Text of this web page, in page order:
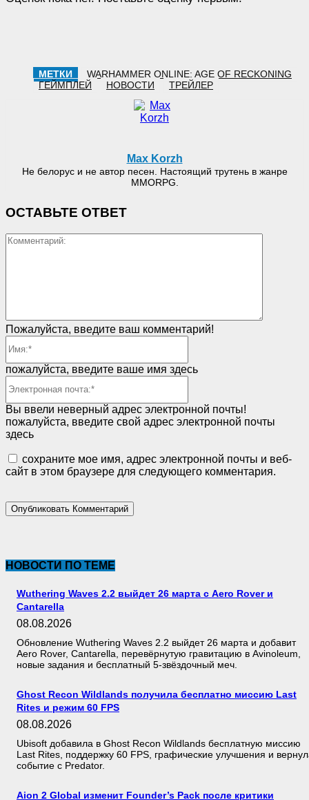
МЕТКИ
WARHAMMER ONLINE: AGE OF RECKONING
ГЕЙМПЛЕЙ
НОВОСТИ ТРЕЙЛЕР
Max Korzh
Не белорус и не автор песен. Настоящий трутень в жанре
MMORPG.
ОСТАВЬТЕ ОТВЕТ
Пожалуйста, введите ваш комментарий!
пожалуйста, введите ваше имя здесь
Вы ввели неверный адрес электронной почты!
пожалуйста, введите свой адрес электронной почты
здесь
сохраните мое имя, адрес электронной почты и веб-
сайт в этом браузере для следующего комментария.
НОВОСТИ ПО ТЕМЕ
Wuthering Waves 2.2 выйдет 26 марта с Aero Rover и
Cantarella
08.08.2026
Обновление Wuthering Waves 2.2 выйдет 26 марта и добавит
Aero Rover, Cantarella, перевёрнутую гравитацию в Avinoleum,
новые задания и бесплатный 5-звёздочный меч.
Ghost Recon Wildlands получила бесплатно миссию Last
Rites и режим 60 FPS
08.08.2026
Ubisoft добавила в Ghost Recon Wildlands бесплатную миссию
Last Rites, поддержку 60 FPS, графические улучшения и
событие с Predator.
Aion 2 Global изменит Founder’s Pack после критики